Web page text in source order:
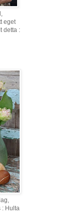
eget
detta :
: Hulta